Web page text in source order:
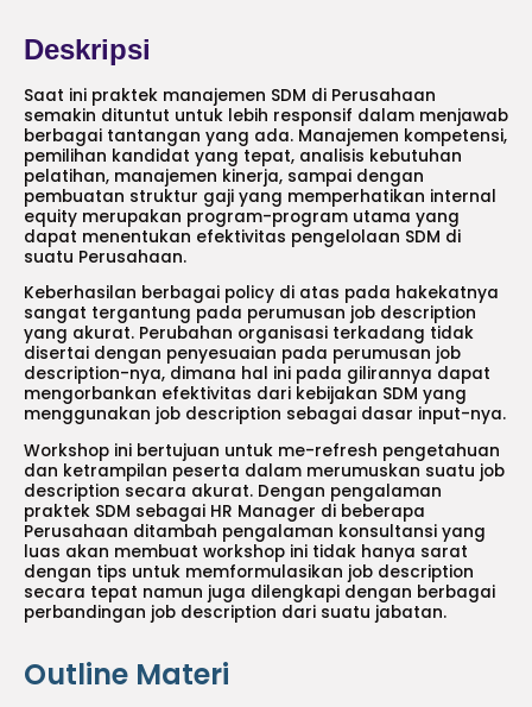
Deskripsi
Saat ini praktek manajemen SDM di Perusahaan
semakin dituntut untuk lebih responsif dalam menjawab
berbagai tantangan yang ada. Manajemen kompetensi,
pemilihan kandidat yang tepat, analisis kebutuhan
pelatihan, manajemen kinerja, sampai dengan
pembuatan struktur gaji yang memperhatikan internal
equity merupakan program-program utama yang
dapat menentukan efektivitas pengelolaan SDM di
suatu Perusahaan.
Keberhasilan berbagai policy di atas pada hakekatnya
sangat tergantung pada perumusan job description
yang akurat. Perubahan organisasi terkadang tidak
disertai dengan penyesuaian pada perumusan job
description-nya, dimana hal ini pada gilirannya dapat
mengorbankan efektivitas dari kebijakan SDM yang
menggunakan job description sebagai dasar input-nya.
Workshop ini bertujuan untuk me-refresh pengetahuan
dan ketrampilan peserta dalam merumuskan suatu job
description secara akurat. Dengan pengalaman
praktek SDM sebagai HR Manager di beberapa
Perusahaan ditambah pengalaman konsultansi yang
luas akan membuat workshop ini tidak hanya sarat
dengan tips untuk memformulasikan job description
secara tepat namun juga dilengkapi dengan berbagai
perbandingan job description dari suatu jabatan.
Outline Materi